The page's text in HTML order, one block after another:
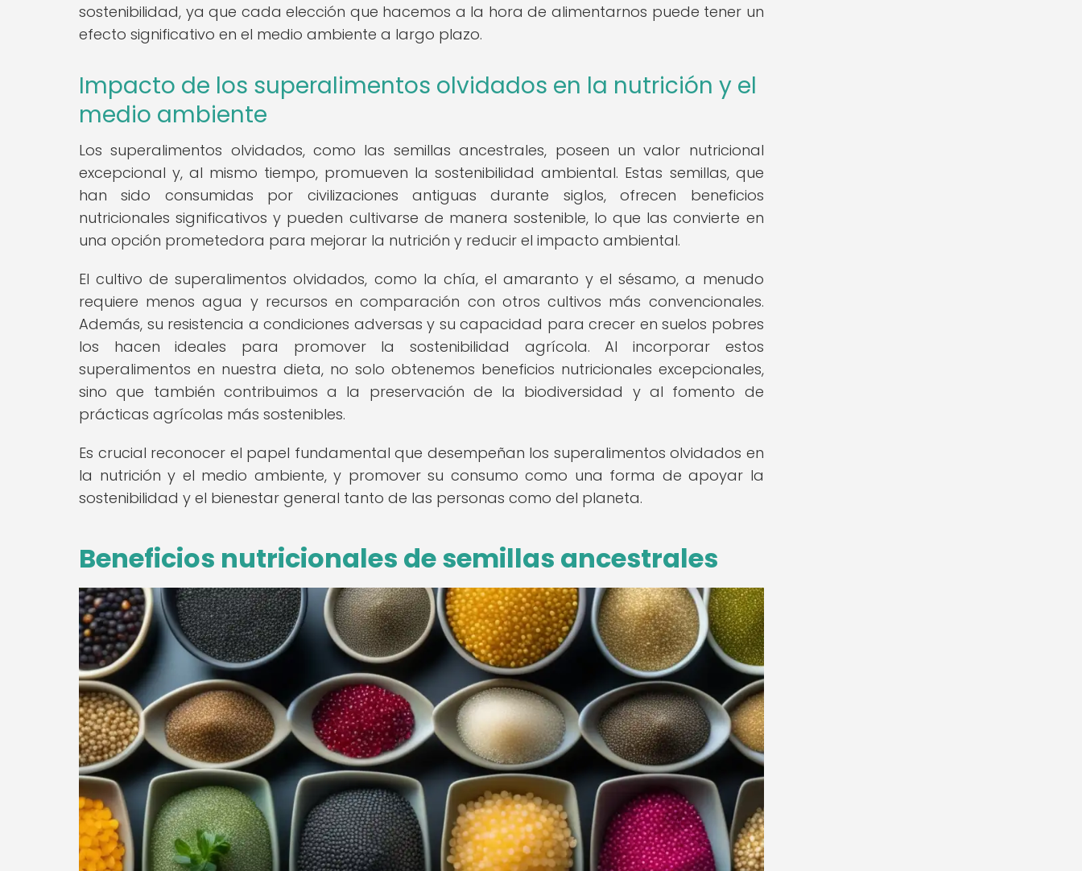
sostenibilidad, ya que cada elección que hacemos a la hora de alimentarnos puede tener un
efecto significativo en el medio ambiente a largo plazo.
Impacto de los superalimentos olvidados en la nutrición y el
medio ambiente
Los superalimentos olvidados, como las semillas ancestrales, poseen un valor nutricional
excepcional y, al mismo tiempo, promueven la sostenibilidad ambiental. Estas semillas, que
han sido consumidas por civilizaciones antiguas durante siglos, ofrecen beneficios
nutricionales significativos y pueden cultivarse de manera sostenible, lo que las convierte en
una opción prometedora para mejorar la nutrición y reducir el impacto ambiental.
El cultivo de superalimentos olvidados, como la chía, el amaranto y el sésamo, a menudo
requiere menos agua y recursos en comparación con otros cultivos más convencionales.
Además, su resistencia a condiciones adversas y su capacidad para crecer en suelos pobres
los hacen ideales para promover la sostenibilidad agrícola. Al incorporar estos
superalimentos en nuestra dieta, no solo obtenemos beneficios nutricionales excepcionales,
sino que también contribuimos a la preservación de la biodiversidad y al fomento de
prácticas agrícolas más sostenibles.
Es crucial reconocer el papel fundamental que desempeñan los superalimentos olvidados en
la nutrición y el medio ambiente, y promover su consumo como una forma de apoyar la
sostenibilidad y el bienestar general tanto de las personas como del planeta.
Beneficios nutricionales de semillas ancestrales